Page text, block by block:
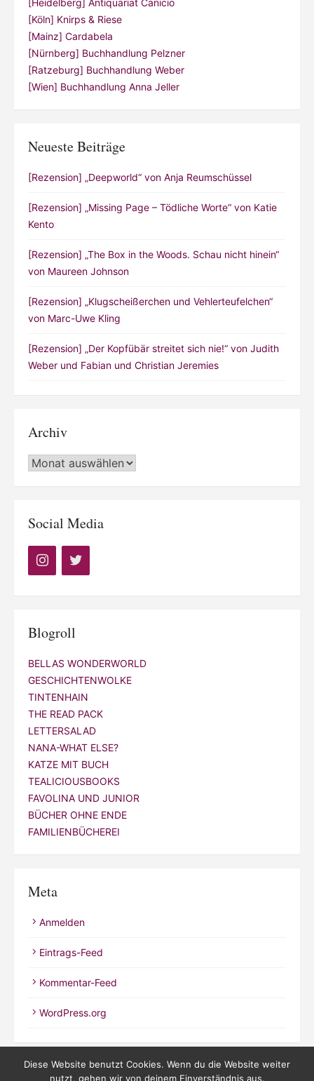
[Köln] Knirps & Riese
[Mainz] Cardabela
[Nürnberg] Buchhandlung Pelzner
[Ratzeburg] Buchhandlung Weber
[Wien] Buchhandlung Anna Jeller
Neueste Beiträge
[Rezension] „Deepworld“ von Anja Reumschüssel
[Rezension] „Missing Page – Tödliche Worte“ von Katie
Kento
[Rezension] „The Box in the Woods. Schau nicht hinein“
von Maureen Johnson
[Rezension] „Klugscheißerchen und Vehlerteufelchen“
von Marc-Uwe Kling
[Rezension] „Der Kopfübär streitet sich nie!“ von Judith
Weber und Fabian und Christian Jeremies
Archiv
Archiv
Social Media
Blogroll
BELLAS WONDERWORLD
GESCHICHTENWOLKE
TINTENHAIN
THE READ PACK
LETTERSALAD
NANA-WHAT ELSE?
KATZE MIT BUCH
TEALICIOUSBOOKS
FAVOLINA UND JUNIOR
BÜCHER OHNE ENDE
FAMILIENBÜCHEREI
Meta
Anmelden
Eintrags-Feed
Kommentar-Feed
WordPress.org
Diese Website benutzt Cookies. Wenn du die Website weiter
nutzt, gehen wir von deinem Einverständnis aus.